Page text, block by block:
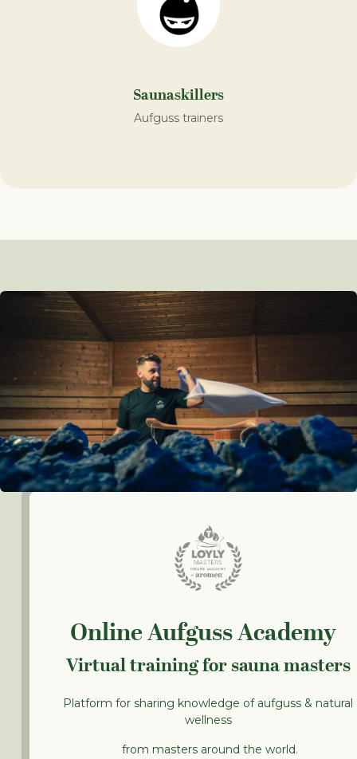
Saunaskillers
Aufguss trainers
Online Aufguss Academy
Virtual training for sauna masters
Platform for sharing knowledge of aufguss & natural
wellness
from masters around the world.